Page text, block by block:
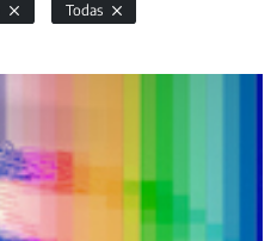
Todas